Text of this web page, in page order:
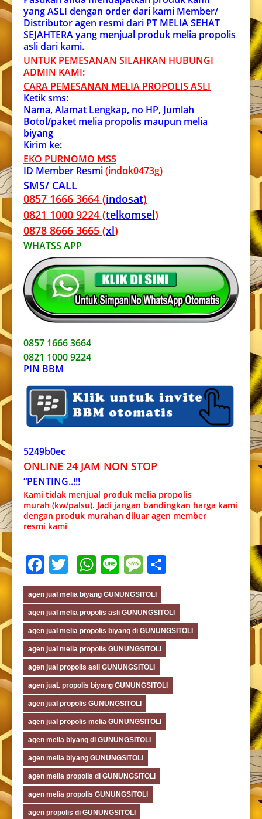
yang ASLI dengan order dari kami Member/
Distributor agen resmi dari PT MELIA SEHAT
SEJAHTERA yang menjual produk melia propolis
asli dari kami.
UNTUK PEMESANAN SILAHKAN HUBUNGI
ADMIN KAMI:
CARA PEMESANAN MELIA PROPOLIS ASLI
Ketik sms:
Nama, Alamat Lengkap, no HP, Jumlah
Botol/paket melia propolis maupun melia
biyang
Kirim ke:
EKO PURNOMO MSS
ID Member Resmi(indok0473g)
SMS/ CALL
0857 1666 3664 (indosat)
0821 1000 9224 (telkomsel)
0878 8666 3665 (xl)
WHATSS APP
0857 1666 3664
0821 1000 9224
PIN BBM
5249b0ec
ONLINE 24 JAM NON STOP
“PENTING..!!!
Kami tidak menjual produk melia propolis
murah (kw/palsu). Jadi jangan bandingkan harga kami
dengan produk murahan diluar agen member
resmi kami
Facebook
TwitterWhatsApp
LineMessage
agen jual melia biyang GUNUNGSITOLI
agen jual melia propolis asli GUNUNGSITOLI
agen jual melia propolis biyang di GUNUNGSITOLI
agen jual melia propolis GUNUNGSITOLI
agen jual propolis asli GUNUNGSITOLI
agen juaL propolis biyang GUNUNGSITOLI
agen jual propolis GUNUNGSITOLI
agen jual propolis melia GUNUNGSITOLI
agen melia biyang di GUNUNGSITOLI
agen melia biyang GUNUNGSITOLI
agen melia propolis di GUNUNGSITOLI
agen melia propolis GUNUNGSITOLI
agen propolis di GUNUNGSITOLI